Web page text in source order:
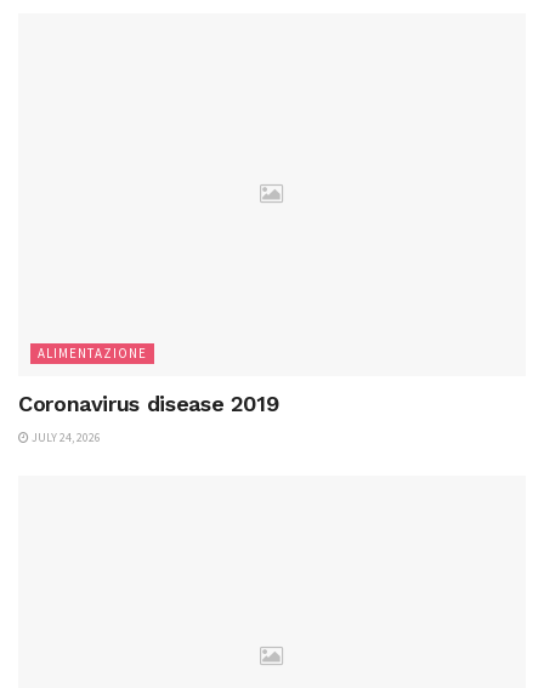
ALIMENTAZIONE
Coronavirus disease 2019
JULY 24, 2026